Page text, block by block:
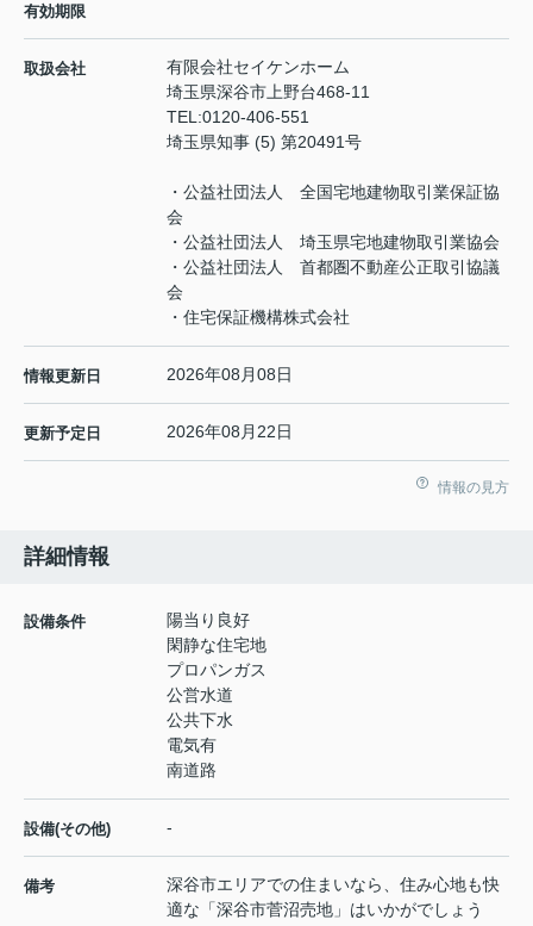
有効期限
取扱会社
有限会社セイケンホーム
埼玉県深谷市上野台468-11
TEL:0120-406-551
埼玉県知事 (5) 第20491号
・公益社団法人 全国宅地建物取引業保証協
会
・公益社団法人 埼玉県宅地建物取引業協会
・公益社団法人 首都圏不動産公正取引協議
会
・住宅保証機構株式会社
情報更新日 2026年08月08日
更新予定日 2026年08月22日
情報の見方
詳細情報
設備条件
陽当り良好
閑静な住宅地
プロパンガス
公営水道
公共下水
電気有
南道路
設備(その他) -
備考
深谷市エリアでの住まいなら、住み心地も快
適な「深谷市菅沼売地」はいかがでしょう